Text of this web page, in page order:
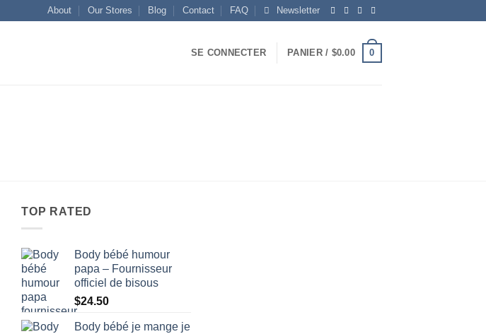
About Our Stores Blog Contact FAQ Newsletter
SE CONNECTER PANIER / $0.00 0
TOP RATED
Body bébé humour
papa – Fournisseur
officiel de bisous
$24.50
Body bébé je mange je